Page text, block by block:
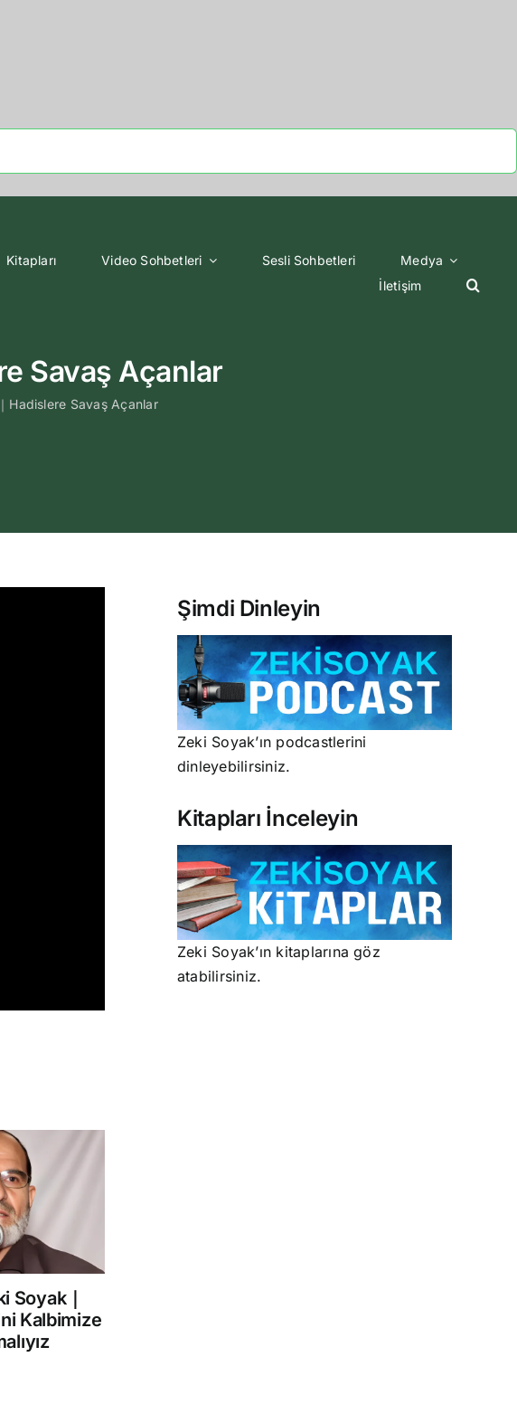
Kitapları Video Sohbetleri Sesli Sohbetleri
Medya
İletişim
Savaş Açanlar
Hadislere Savaş Açanlar
Soyak｜
Kalbimize
Şimdi Dinleyin
Zeki Soyak’ın podcastlerini
dinleyebilirsiniz.
Kitapları İnceleyin
Zeki Soyak’ın kitaplarına göz
atabilirsiniz.